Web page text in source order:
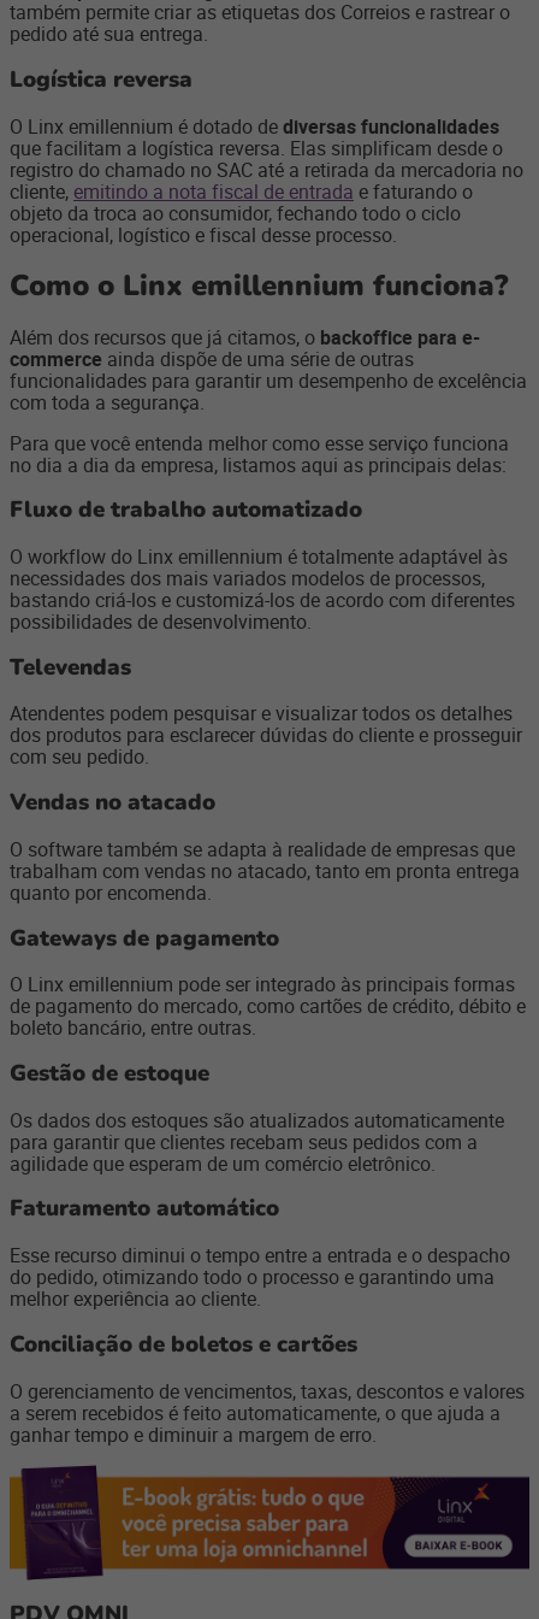
também permite criar as etiquetas dos Correios e rastrear o
pedido até sua entrega.
Logística reversa
O Linx emillennium é dotado dediversas funcionalidades
que facilitam a logística reversa. Elas simplificam desde o
registro do chamado no SAC até a retirada da mercadoria no
cliente, emitindo a nota fiscal de entrada e faturando o
objeto da troca ao consumidor, fechando todo o ciclo
operacional, logístico e fiscal desse processo.
Como o Linx emillennium funciona?
Além dos recursos que já citamos, o backoffice para e-
commerce ainda dispõe de uma série de outras
funcionalidades para garantir um desempenho de excelência
com toda a segurança.
Para que você entenda melhor como esse serviço funciona
no dia a dia da empresa, listamos aqui as principais delas:
Fluxo de trabalho automatizado
O workflow do Linx emillennium é totalmente adaptável às
necessidades dos mais variados modelos de processos,
bastando criá-los e customizá-los de acordo com diferentes
possibilidades de desenvolvimento.
Televendas
Atendentes podem pesquisar e visualizar todos os detalhes
dos produtos para esclarecer dúvidas do cliente e prosseguir
com seu pedido.
Vendas no atacado
O software também se adapta à realidade de empresas que
trabalham com vendas no atacado, tanto em pronta entrega
quanto por encomenda.
Gateways de pagamento
O Linx emillennium pode ser integrado às principais formas
de pagamento do mercado, como cartões de crédito, débito e
boleto bancário, entre outras.
Gestão de estoque
Os dados dos estoques são atualizados automaticamente
para garantir que clientes recebam seus pedidos com a
agilidade que esperam de um comércio eletrônico.
Faturamento automático
Esse recurso diminui o tempo entre a entrada e o despacho
do pedido, otimizando todo o processo e garantindo uma
melhor experiência ao cliente.
Conciliação de boletos e cartões
O gerenciamento de vencimentos, taxas, descontos e valores
a serem recebidos é feito automaticamente, o que ajuda a
ganhar tempo e diminuir a margem de erro.